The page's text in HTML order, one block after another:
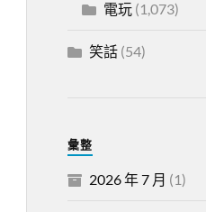
電玩(1,073)
笑話(54)
彙整
2026 年 7 月 (1)